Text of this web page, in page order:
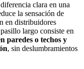
clara en una
la sensación de
en distribuidores
largo consiste en
paredes o techos y
, sin deslumbramientos